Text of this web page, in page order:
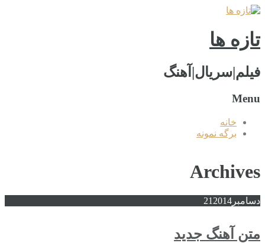
تازه ها
فیلم|سریال|آهنگ
Menu
خانه
برگه نمونه
Archives
دسامبر 21 2014
متن آهنگ جدید